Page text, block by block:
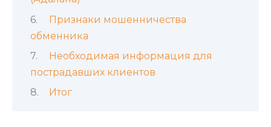
Признаки мошенничества
обменника
Необходимая информация для
пострадавших клиентов
Итог